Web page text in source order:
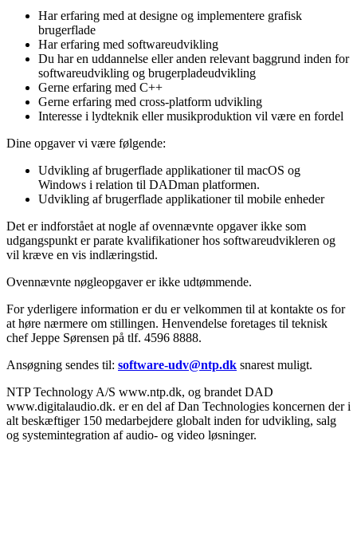
Har erfaring med at designe og implementere grafisk
brugerflade
Har erfaring med softwareudvikling
Du har en uddannelse eller anden relevant baggrund inden for
softwareudvikling og brugerpladeudvikling
Gerne erfaring med C++
Gerne erfaring med cross-platform udvikling
Interesse i lydteknik eller musikproduktion vil være en fordel
Dine opgaver vi være følgende:
Udvikling af brugerflade applikationer til macOS og
Windows i relation til DADman platformen.
Udvikling af brugerflade applikationer til mobile enheder
Det er indforstået at nogle af ovennævnte opgaver ikke som
udgangspunkt er parate kvalifikationer hos softwareudvikleren og
vil kræve en vis indlæringstid.
Ovennævnte nøgleopgaver er ikke udtømmende.
For yderligere information er du er velkommen til at kontakte os for
at høre nærmere om stillingen. Henvendelse foretages til teknisk
chef Jeppe Sørensen på tlf. 4596 8888.
Ansøgning sendes til: software-udv@ntp.dk snarest muligt.
NTP Technology A/S www.ntp.dk, og brandet DAD
www.digitalaudio.dk. er en del af Dan Technologies koncernen der i
alt beskæftiger 150 medarbejdere globalt inden for udvikling, salg
og systemintegration af audio- og video løsninger.